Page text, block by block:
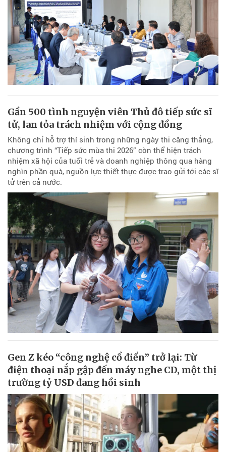
Gần 500 tình nguyện viên Thủ đô tiếp sức sĩ
tử, lan tỏa trách nhiệm với cộng đồng
Không chỉ hỗ trợ thí sinh trong những ngày thi căng thẳng,
chương trình “Tiếp sức mùa thi 2026” còn thể hiện trách
nhiệm xã hội của tuổi trẻ và doanh nghiệp thông qua hàng
nghìn phần quà, nguồn lực thiết thực được trao gửi tới các sĩ
tử trên cả nước.
Gen Z kéo “công nghệ cổ điển” trở lại: Từ
điện thoại nắp gập đến máy nghe CD, một thị
trường tỷ USD đang hồi sinh